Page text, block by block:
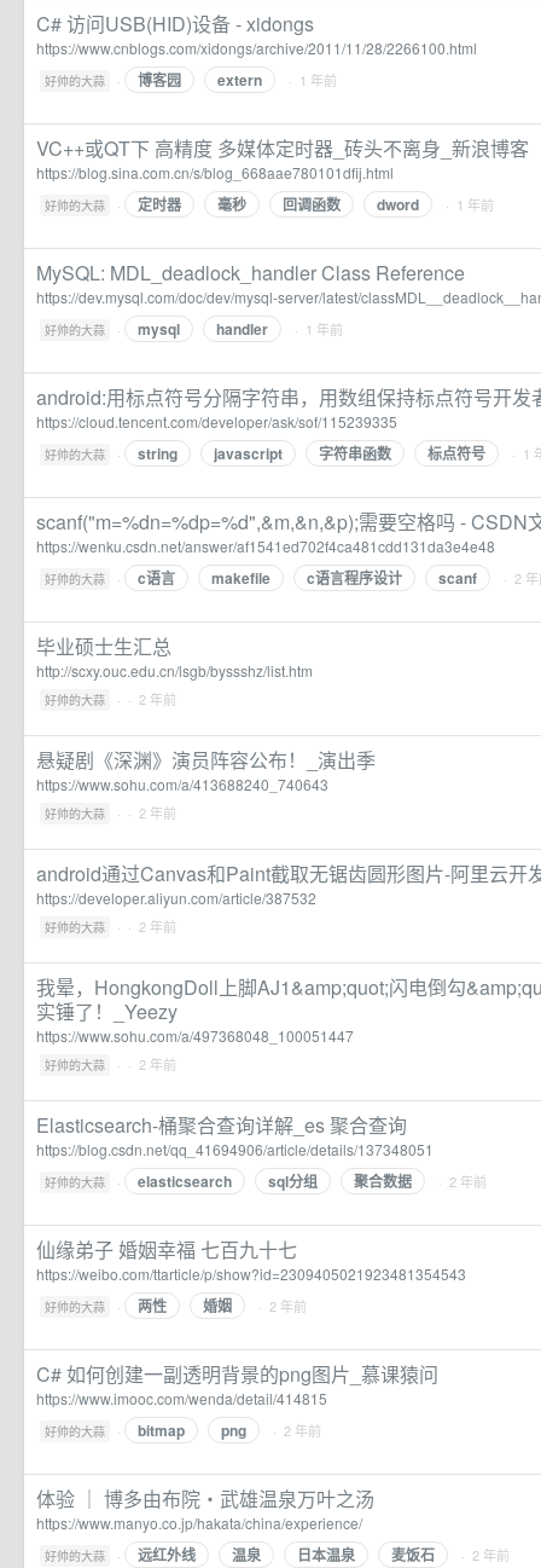
C# 访问USB(HID)设备 - xidongs
https://www.cnblogs.com/xidongs/archive/2011/11/28/2266100.html
好帅的大蒜 · 博客园 extern · 1 年前
VC++或QT下 高精度 多媒体定时器_砖头不离身_新浪博客
https://blog.sina.com.cn/s/blog_668aae780101dfij.html
好帅的大蒜 · 定时器 毫秒 回调函数 dword · 1 年前
MySQL: MDL_deadlock_handler Class Reference
https://dev.mysql.com/doc/dev/mysql-server/latest/
好帅的大蒜 · mysql handler · 1 年前
android:用标点符号分隔字符串，用数组保持标点符号开发
https://cloud.tencent.com/developer/ask/sof/115239335
好帅的大蒜 · string javascript 字符串函数 标点符号 · 1
scanf("m=%dn=%dp=%d",&m,&n,&p);需要空格吗 - CSDN
https://wenku.csdn.net/answer/af1541ed702f4ca481cdd131da3e4e48
好帅的大蒜 · c语言 makefile c语言程序设计 scanf · 2
毕业硕士生汇总
http://scxy.ouc.edu.cn/lsgb/byssshz/list.htm
好帅的大蒜 · · 2 年前
悬疑剧《深渊》演员阵容公布！_演出季
https://www.sohu.com/a/413688240_740643
好帅的大蒜 · · 2 年前
android通过Canvas和Paint截取无锯齿圆形图片-阿里云开
https://developer.aliyun.com/article/387532
好帅的大蒜 · · 2 年前
我晕，HongkongDoll上脚AJ1&amp;quot;闪电倒勾
实锤了！_Yeezy
https://www.sohu.com/a/497368048_100051447
好帅的大蒜 · · 2 年前
Elasticsearch-桶聚合查询详解_es 聚合查询
https://blog.csdn.net/qq_41694906/article/details/137348051
好帅的大蒜 · elasticsearch sql分组 聚合数据 · 2 年前
仙缘弟子 婚姻幸福 七百九十七
https://weibo.com/ttarticle/p/show?id=2309405021923481354543
好帅的大蒜 · 两性 婚姻 · 2 年前
C# 如何创建一副透明背景的png图片_慕课猿问
https://www.imooc.com/wenda/detail/414815
好帅的大蒜 · bitmap png · 2 年前
体验 ｜ 博多由布院・武雄温泉万叶之汤
https://www.manyo.co.jp/hakata/china/experience/
好帅的大蒜 · 远红外线 温泉 日本温泉 麦饭石 · 2 年前